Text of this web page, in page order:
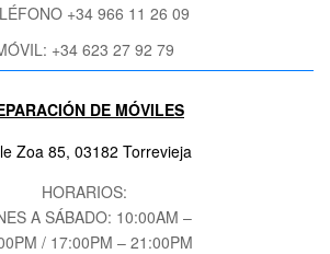
+34 966 11 26 09
+34 623 27 92 79
DE MÓVILES
Zoa 85, 03182 Torrevieja
HORARIOS:
A SÁBADO: 10:00AM –
/ 17:00PM – 21:00PM